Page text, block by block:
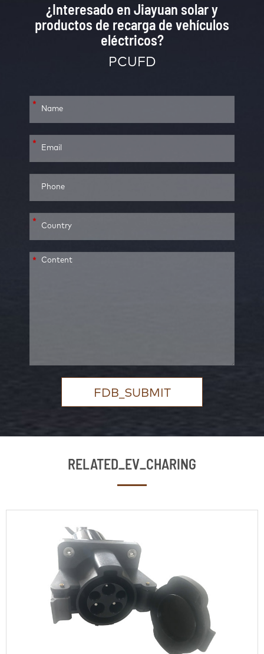
¿Interesado en Jiayuan solar y
productos de recarga de vehículos
eléctricos?
PCUFD
*
*
*
*
FDB_SUBMIT
RELATED_EV_CHARING